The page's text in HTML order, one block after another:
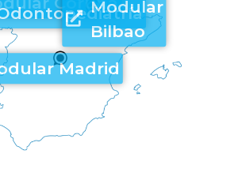
Madrid
Modular
Bilbao